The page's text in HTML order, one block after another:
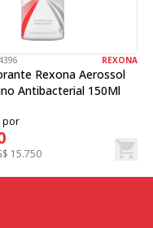
REXONA
Rexona Aerossol
Antibacterial 150Ml
por
15.750